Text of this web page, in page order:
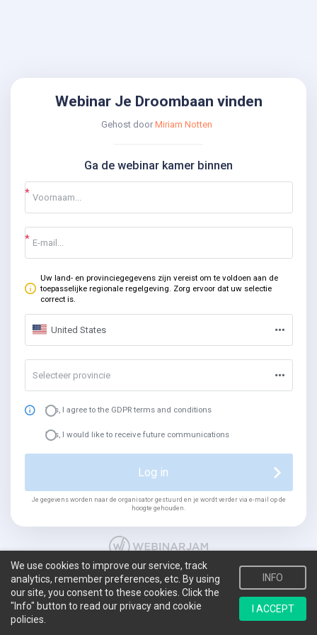
Webinar Je Droombaan vinden
Gehost door Miriam Notten
Ga de webinar kamer binnen
Uw land- en provinciegegevens zijn vereist om te voldoen aan de
toepasselijke regionale regelgeving. Zorg ervoor dat uw selectie
correct is.
United States
Selecteer provincie
Yes, I agree to the GDPR terms and conditions
Yes, I would like to receive future communications
Log in
Je gegevens worden naar de organisator gestuurd en je wordt verder via e-mail op de
hoogte gehouden.
We use cookies to improve our service, track
analytics, remember preferences, etc. By using
our site, you consent to these cookies. Click the
"Info" button to read our privacy and cookie
policies.
INFO
I ACCEPT